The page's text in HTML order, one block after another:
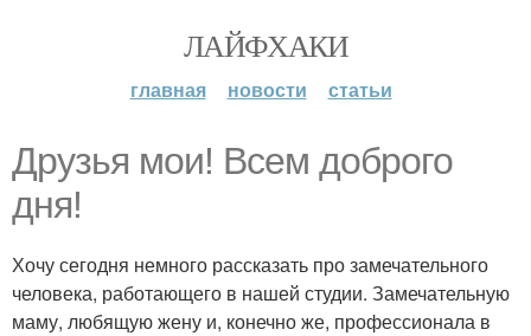
ЛАЙФХАКИ
главная новости статьи
Друзья мои! Всем доброго
дня!
Хочу сегодня немного рассказать про замечательного
человека, работающего в нашей студии. Замечательную
маму, любящую жену и, конечно же, профессионала в